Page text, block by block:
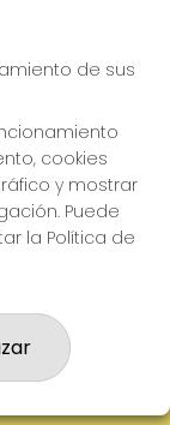
de sus
cookies
y mostrar
Puede
la Política de